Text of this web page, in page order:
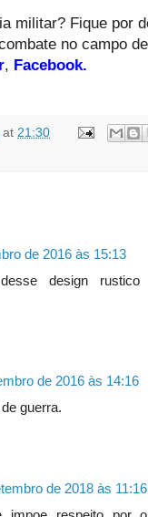
militar? Fique por
no campo
, Facebook.
at 21:30
de 2016 às 15:13
design
de 2016 às 14:16
guerra.
de 2018 às 11:16